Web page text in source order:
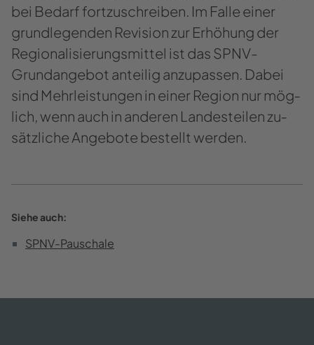
bei Be­darf fort­zu­schrei­ben. Im Falle einer
grund­le­gen­den Re­vi­si­on zur Er­hö­hung der
Re­gio­na­li­sie­rungs­mit­tel ist das SPNV-​
Grundangebot an­tei­lig an­zu­pas­sen. Dabei
sind Mehr­leis­tun­gen in einer Re­gi­on nur mög­
lich, wenn auch in an­de­ren Lan­des­tei­len zu­
sätz­li­che An­ge­bo­te be­stellt wer­den.
Siehe auch:
SPNV-​Pauschale